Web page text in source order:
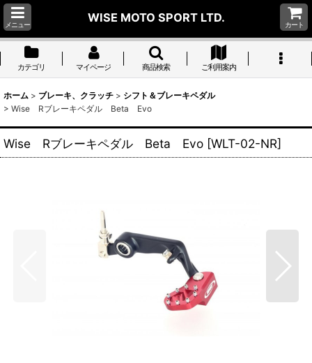
メニュー
WISE MOTO SPORT LTD.
カート
カテゴリ マイページ 商品検索 ご利用案内
ホーム > ブレーキ、クラッチ > シフト＆ブレーキペダル
> Wise Rブレーキペダル Beta Evo
Wise Rブレーキペダル Beta Evo [WLT-02-NR]